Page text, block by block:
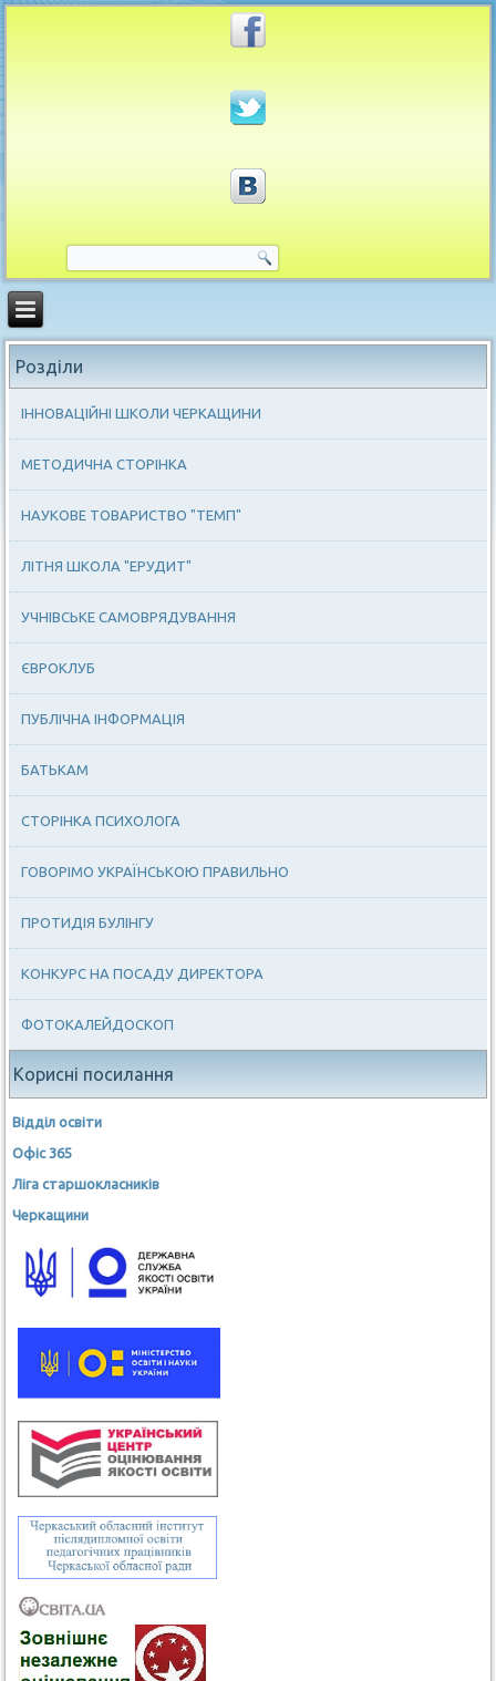
Розділи
ІННОВАЦІЙНІ ШКОЛИ ЧЕРКАЩИНИ
МЕТОДИЧНА СТОРІНКА
НАУКОВЕ ТОВАРИСТВО "ТЕМП"
ЛІТНЯ ШКОЛА "ЕРУДИТ"
УЧНІВСЬКЕ САМОВРЯДУВАННЯ
ЄВРОКЛУБ
ПУБЛІЧНА ІНФОРМАЦІЯ
БАТЬКАМ
СТОРІНКА ПСИХОЛОГА
ГОВОРІМО УКРАЇНСЬКОЮ ПРАВИЛЬНО
ПРОТИДІЯ БУЛІНГУ
КОНКУРС НА ПОСАДУ ДИРЕКТОРА
ФОТОКАЛЕЙДОСКОП
Корисні посилання
Відділ освіти
Офіс 365
Ліга старшокласників
Черкащини